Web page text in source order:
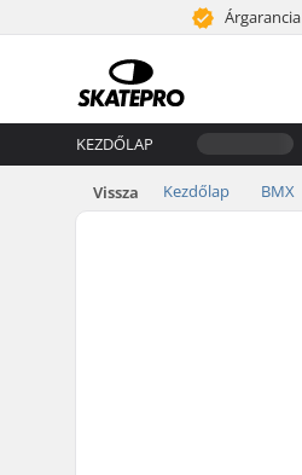
Árgarancia
KEZDŐLAP
Vissza Kezdőlap BMX